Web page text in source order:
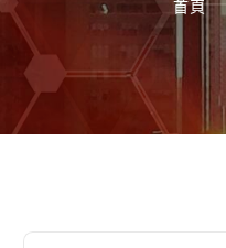
首頁